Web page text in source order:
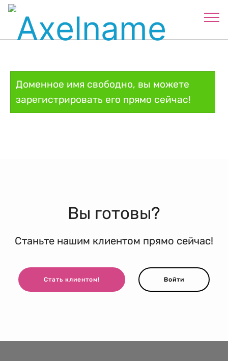
Доменное имя свободно, вы можете
зарегистрировать его прямо сейчас!
Вы готовы?
Станьте нашим клиентом прямо сейчас!
Стать клиентом! Войти